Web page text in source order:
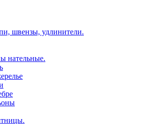
швензы, удлинители.
нательные.